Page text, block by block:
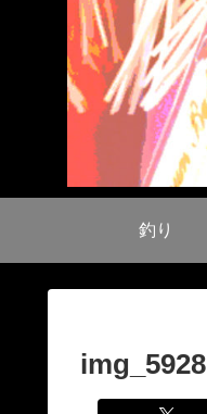
釣り
img_5928